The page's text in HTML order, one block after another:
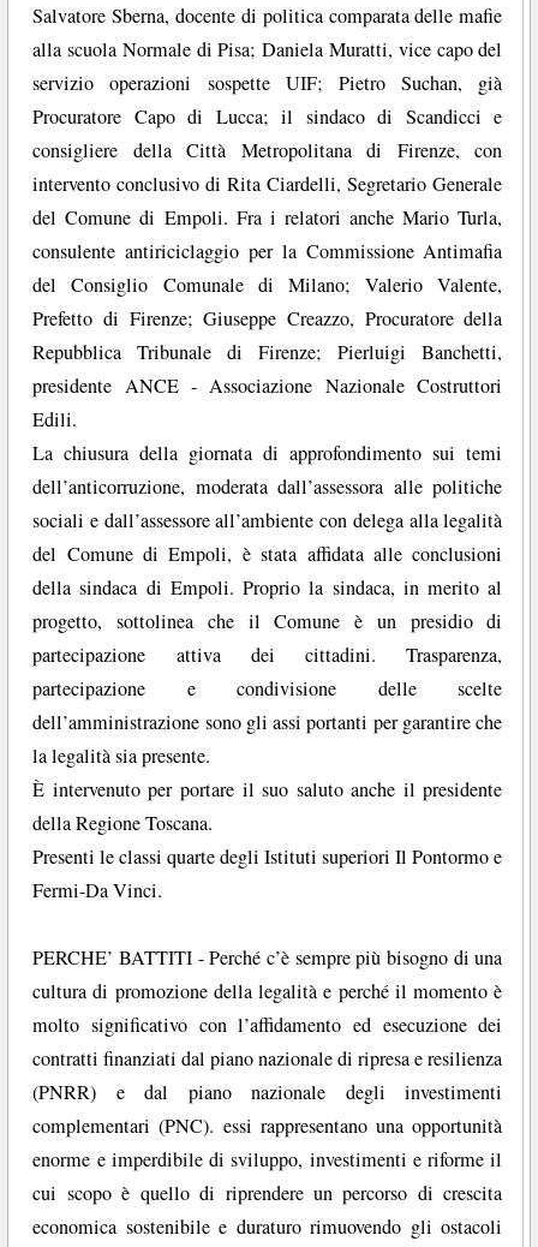
Salvatore Sberna, docente di politica comparata delle mafie
alla scuola Normale di Pisa; Daniela Muratti, vice capo del
servizio operazioni sospette UIF; Pietro Suchan, già
Procuratore Capo di Lucca; il sindaco di Scandicci e
consigliere della Città Metropolitana di Firenze, con
intervento conclusivo di Rita Ciardelli, Segretario Generale
del Comune di Empoli. Fra i relatori anche Mario Turla,
consulente antiriciclaggio per la Commissione Antimafia
del Consiglio Comunale di Milano; Valerio Valente,
Prefetto di Firenze; Giuseppe Creazzo, Procuratore della
Repubblica Tribunale di Firenze; Pierluigi Banchetti,
presidente ANCE - Associazione Nazionale Costruttori
Edili.
La chiusura della giornata di approfondimento sui temi
dell’anticorruzione, moderata dall’assessora alle politiche
sociali e dall’assessore all’ambiente con delega alla legalità
del Comune di Empoli, è stata affidata alle conclusioni
della sindaca di Empoli. Proprio la sindaca, in merito al
progetto, sottolinea che il Comune è un presidio di
partecipazione attiva dei cittadini. Trasparenza,
partecipazione e condivisione delle scelte
dell’amministrazione sono gli assi portanti per garantire che
la legalità sia presente.
È intervenuto per portare il suo saluto anche il presidente
della Regione Toscana.
Presenti le classi quarte degli Istituti superiori Il Pontormo e
Fermi-Da Vinci.
PERCHE’ BATTITI - Perché c’è sempre più bisogno di una
cultura di promozione della legalità e perché il momento è
molto significativo con l’affidamento ed esecuzione dei
contratti finanziati dal piano nazionale di ripresa e resilienza
(PNRR) e dal piano nazionale degli investimenti
complementari (PNC). essi rappresentano una opportunità
enorme e imperdibile di sviluppo, investimenti e riforme il
cui scopo è quello di riprendere un percorso di crescita
economica sostenibile e duraturo rimuovendo gli ostacoli